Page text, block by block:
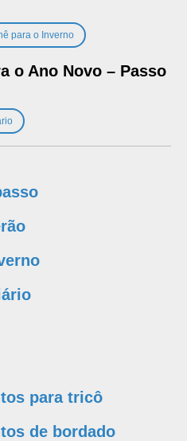
para o Inverno
o Ano Novo – Passo
para tricô
de bordado